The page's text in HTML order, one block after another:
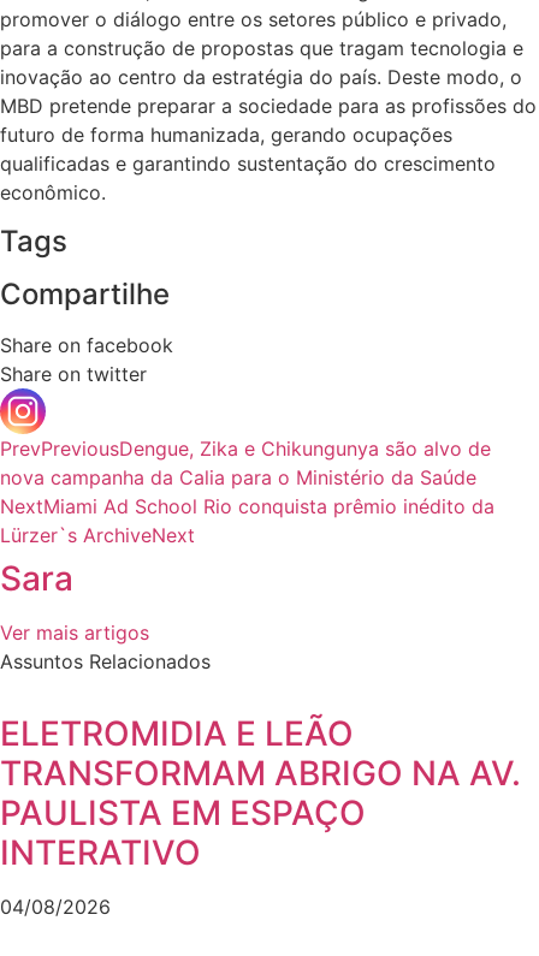
promover o diálogo entre os setores público e privado,
para a construção de propostas que tragam tecnologia e
inovação ao centro da estratégia do país. Deste modo, o
MBD pretende preparar a sociedade para as profissões do
futuro de forma humanizada, gerando ocupações
qualificadas e garantindo sustentação do crescimento
econômico.
Tags
Compartilhe
Share on facebook
Share on twitter
PrevPreviousDengue, Zika e Chikungunya são alvo de
nova campanha da Calia para o Ministério da Saúde
NextMiami Ad School Rio conquista prêmio inédito da
Lürzer`s ArchiveNext
Sara
Ver mais artigos
Assuntos Relacionados
ELETROMIDIA E LEÃO
TRANSFORMAM ABRIGO NA AV.
PAULISTA EM ESPAÇO
INTERATIVO
04/08/2026